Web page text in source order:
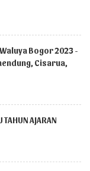
Bogor 2023 -
Cisarua,
TAHUN AJARAN